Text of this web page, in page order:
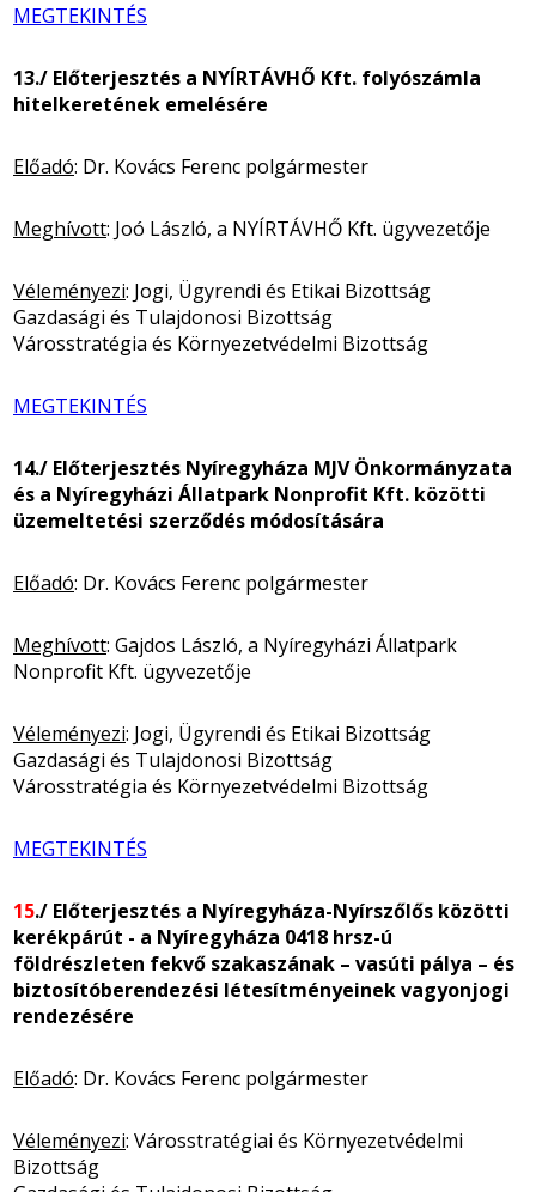
MEGTEKINTÉS
13./ Előterjesztés a NYÍRTÁVHŐ Kft. folyószámla
hitelkeretének emelésére
Előadó: Dr. Kovács Ferenc polgármester
Meghívott: Joó László, a NYÍRTÁVHŐ Kft. ügyvezetője
Véleményezi: Jogi, Ügyrendi és Etikai Bizottság
Gazdasági és Tulajdonosi Bizottság
Városstratégia és Környezetvédelmi Bizottság
MEGTEKINTÉS
14./ Előterjesztés Nyíregyháza MJV Önkormányzata
és a Nyíregyházi Állatpark Nonprofit Kft. közötti
üzemeltetési szerződés módosítására
Előadó: Dr. Kovács Ferenc polgármester
Meghívott: Gajdos László, a Nyíregyházi Állatpark
Nonprofit Kft. ügyvezetője
Véleményezi: Jogi, Ügyrendi és Etikai Bizottság
Gazdasági és Tulajdonosi Bizottság
Városstratégia és Környezetvédelmi Bizottság
MEGTEKINTÉS
15./ Előterjesztés a Nyíregyháza-Nyírszőlős közötti
kerékpárút - a Nyíregyháza 0418 hrsz-ú
földrészleten fekvő szakaszának – vasúti pálya – és
biztosítóberendezési létesítményeinek vagyonjogi
rendezésére
Előadó: Dr. Kovács Ferenc polgármester
Véleményezi: Városstratégiai és Környezetvédelmi
Bizottság